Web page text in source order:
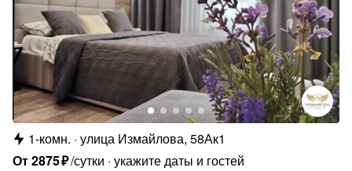
1-комн. улица Измайлова, 58Ак1
От2875₽/сутки укажите даты и гостей